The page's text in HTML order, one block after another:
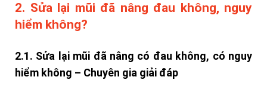
2. Sửa lại mũi đã nâng đau không, nguy
hiểm không?
2.1. Sửa lại mũi đã nâng có đau không, có nguy
hiểm không – Chuyên gia giải đáp